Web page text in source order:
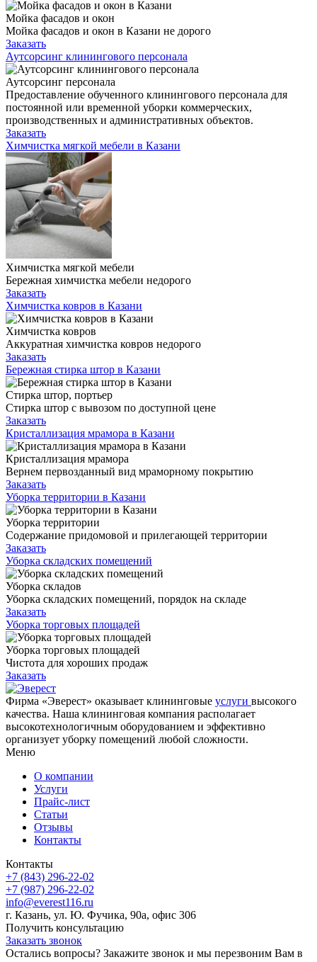
Мойка фасадов и окон
Мойка фасадов и окон в Казани не дорого
Заказать
Аутсорсинг клинингового персонала
Аутсорсинг персонала
Предоставление обученного клинингового персонала для
постоянной или временной уборки коммерческих,
производственных и административных объектов.
Заказать
Химчистка мягкой мебели в Казани
Химчистка мягкой мебели
Бережная химчистка мебели недорого
Заказать
Химчистка ковров в Казани
Химчистка ковров
Аккуратная химчистка ковров недорого
Заказать
Бережная стирка штор в Казани
Стирка штор, портьер
Стирка штор с вывозом по доступной цене
Заказать
Кристаллизация мрамора в Казани
Кристаллизация мрамора
Вернем первозданный вид мраморному покрытию
Заказать
Уборка территории в Казани
Уборка территории
Содержание придомовой и прилегающей территории
Заказать
Уборка складских помещений
Уборка складов
Уборка складских помещений, порядок на складе
Заказать
Уборка торговых площадей
Уборка торговых площадей
Чистота для хороших продаж
Заказать
Фирма «Эверест» оказывает клининговые услуги высокого
качества. Наша клининговая компания располагает
высокотехнологичным оборудованием и эффективно
организует уборку помещений любой сложности.
Меню
О компании
Услуги
Прайс-лист
Cтатьи
Отзывы
Контакты
Контакты
+7 (843) 296-22-02
+7 (987) 296-22-02
info@everest116.ru
г. Казань, ул. Ю. Фучика, 90а, офис 306
Получить консультацию
Заказать звонок
Остались вопросы? Закажите звонок и мы перезвоним Вам в